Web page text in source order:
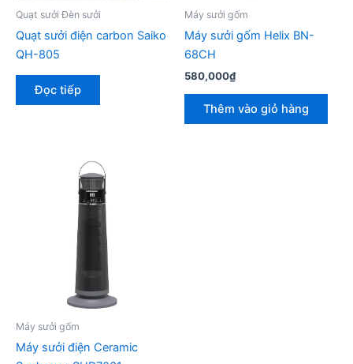
Quạt sưởi Đèn sưởi
Quạt sưởi điện carbon Saiko
QH-805
Đọc tiếp
Máy sưởi gốm
Máy sưởi gốm Helix BN-
68CH
580,000₫
Thêm vào giỏ hàng
Máy sưởi gốm
Máy sưởi điện Ceramic